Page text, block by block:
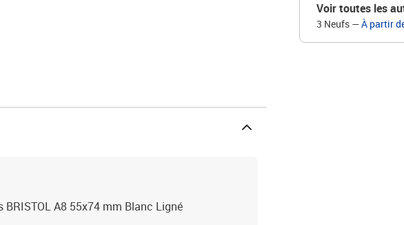
Voir toutes les
3 Neufs —À partir
BRISTOL A8 55x74 mm Blanc Ligné